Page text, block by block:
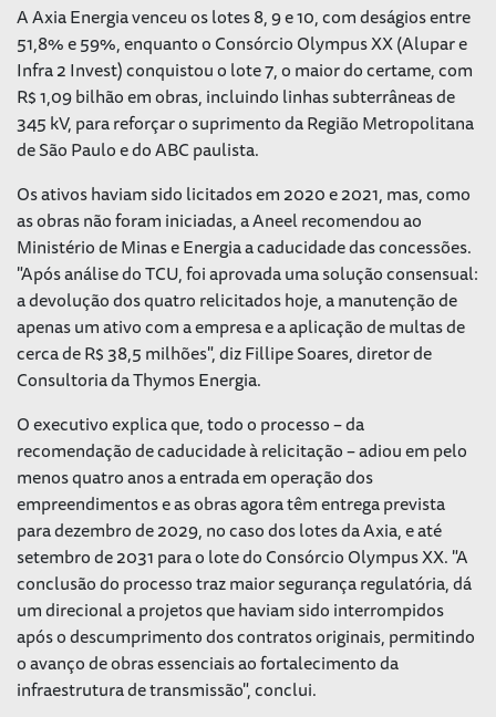
A Axia Energia venceu os lotes 8, 9 e 10, com deságios entre
51,8% e 59%, enquanto o Consórcio Olympus XX (Alupar e
Infra 2 Invest) conquistou o lote 7, o maior do certame, com
R$ 1,09 bilhão em obras, incluindo linhas subterrâneas de
345 kV, para reforçar o suprimento da Região Metropolitana
de São Paulo e do ABC paulista.
Os ativos haviam sido licitados em 2020 e 2021, mas, como
as obras não foram iniciadas, a Aneel recomendou ao
Ministério de Minas e Energia a caducidade das concessões.
"Após análise do TCU, foi aprovada uma solução consensual:
a devolução dos quatro relicitados hoje, a manutenção de
apenas um ativo com a empresa e a aplicação de multas de
cerca de R$ 38,5 milhões", diz Fillipe Soares, diretor de
Consultoria da Thymos Energia.
O executivo explica que, todo o processo – da
recomendação de caducidade à relicitação – adiou em pelo
menos quatro anos a entrada em operação dos
empreendimentos e as obras agora têm entrega prevista
para dezembro de 2029, no caso dos lotes da Axia, e até
setembro de 2031 para o lote do Consórcio Olympus XX. "A
conclusão do processo traz maior segurança regulatória, dá
um direcional a projetos que haviam sido interrompidos
após o descumprimento dos contratos originais, permitindo
o avanço de obras essenciais ao fortalecimento da
infraestrutura de transmissão", conclui.